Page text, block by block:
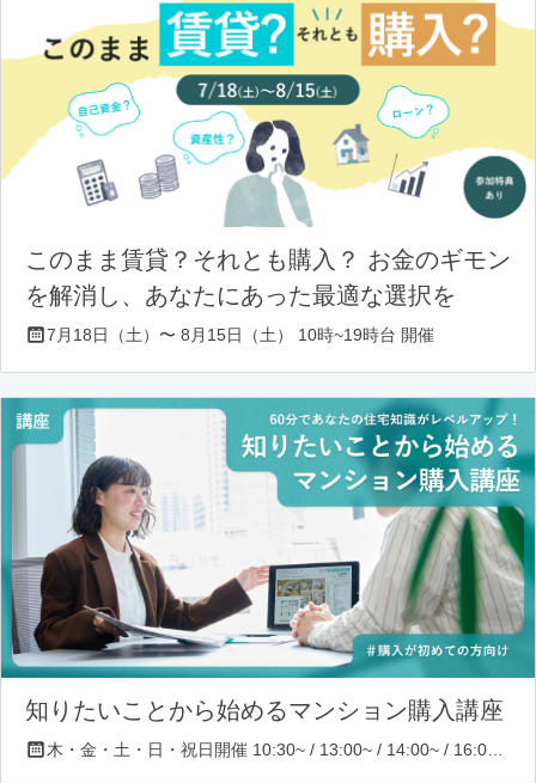
このまま賃貸？それとも購入？ お金のギモン
を解消し、あなたにあった最適な選択を
7月18日（土）〜 8月15日（土） 10時~19時台 開催
知りたいことから始めるマンション購入講座